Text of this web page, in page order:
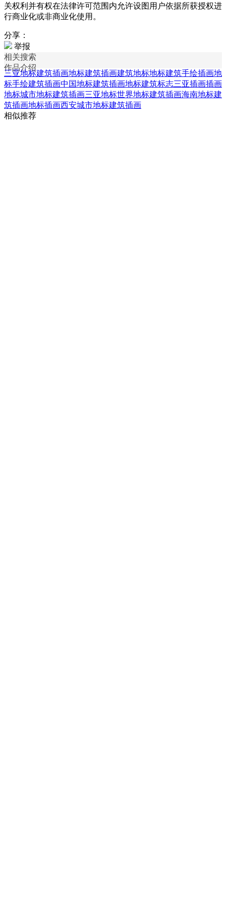
关权利并有权在法律许可范围内允许设图用户依据所获授权进
行商业化或非商业化使用。
分享：
举报
相关搜索
作品介绍
三亚地标建筑插画地标建筑插画建筑地标地标建筑手绘插画地
标手绘建筑插画中国地标建筑插画地标建筑标志三亚插画插画
地标城市地标建筑插画三亚地标世界地标建筑插画海南地标建
筑插画地标插画西安城市地标建筑插画
相似推荐